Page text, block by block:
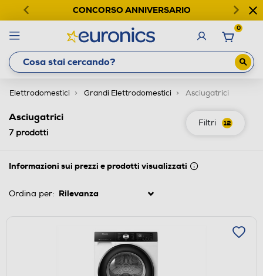
CONCORSO ANNIVERSARIO
0
Elettrodomestici Grandi Elettrodomestici Asciugatrici
Filtri 12
Asciugatrici
7prodotti
Informazioni sui prezzi e prodotti visualizzati
Ordina per: